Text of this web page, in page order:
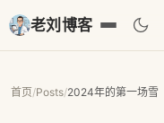
老刘博客
首页/Posts/2024年的第一场雪